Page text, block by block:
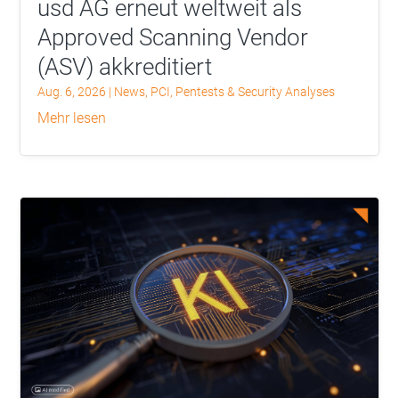
usd AG erneut weltweit als
Approved Scanning Vendor
(ASV) akkreditiert
Aug. 6, 2026 | News, PCI, Pentests & Security Analyses
mehr lesen